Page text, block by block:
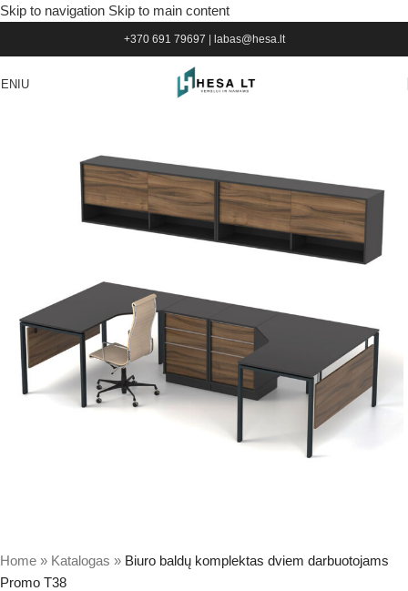
Skip to navigation Skip to main content
+370 691 79697 labas@hesa.lt
Home » Katalogas » Biuro baldų komplektas dviem darbuotojams
Promo T38